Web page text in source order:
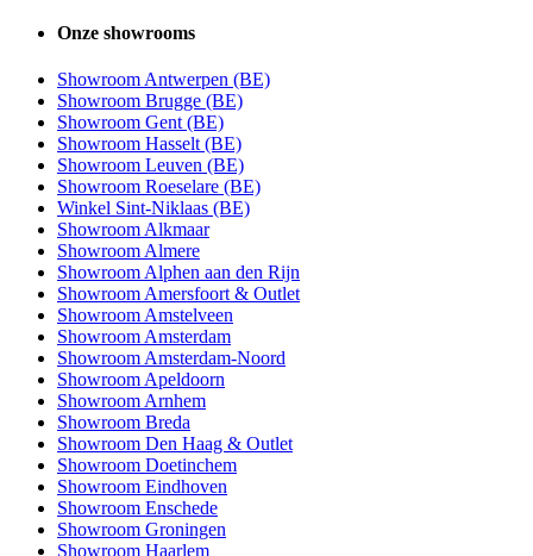
Onze showrooms
Showroom Antwerpen (BE)
Showroom Brugge (BE)
Showroom Gent (BE)
Showroom Hasselt (BE)
Showroom Leuven (BE)
Showroom Roeselare (BE)
Winkel Sint-Niklaas (BE)
Showroom Alkmaar
Showroom Almere
Showroom Alphen aan den Rijn
Showroom Amersfoort & Outlet
Showroom Amstelveen
Showroom Amsterdam
Showroom Amsterdam-Noord
Showroom Apeldoorn
Showroom Arnhem
Showroom Breda
Showroom Den Haag & Outlet
Showroom Doetinchem
Showroom Eindhoven
Showroom Enschede
Showroom Groningen
Showroom Haarlem